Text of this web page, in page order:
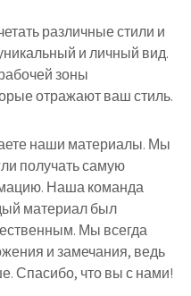
различные стили и
и личный вид.
зоны
отражают ваш стиль.
наши материалы. Мы
получать самую
Наша команда
материал был
Мы всегда
и замечания, ведь
Спасибо, что вы с нами!